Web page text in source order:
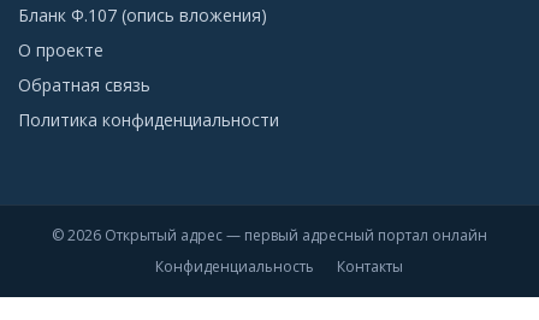
Бланк Ф.107 (опись вложения)
О проекте
Обратная связь
Политика конфиденциальности
© 2026 Открытый адрес — первый адресный портал онлайн
Конфиденциальность
Контакты